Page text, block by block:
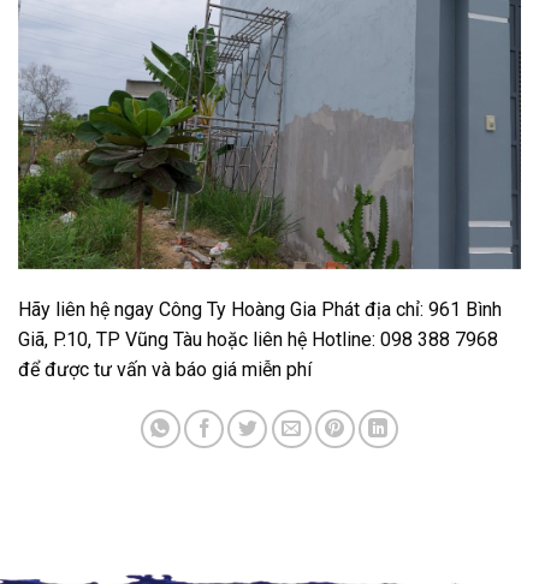
Hãy liên hệ ngay Công Ty Hoàng Gia Phát địa chỉ: 961 Bình
Giã, P.10, TP Vũng Tàu hoặc liên hệ Hotline: 098 388 7968
để được tư vấn và báo giá miễn phí